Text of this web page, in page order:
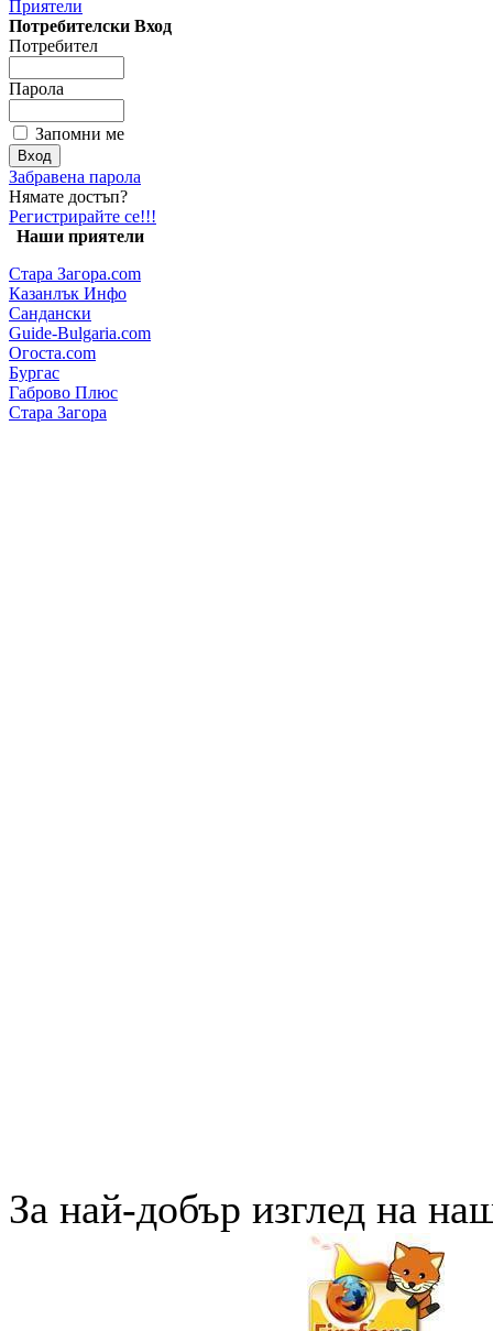
Приятели
Потребителски Вход
Потребител
Парола
Запомни ме
Забравена парола
Нямате достъп?
Регистрирайте се!!!
Наши приятели
Стара Загора.com
Казанлък Инфо
Сандански
Guide-Bulgaria.com
Огоста.com
Бургас
Габрово Плюс
Стара Загора
За най-добър изглед на